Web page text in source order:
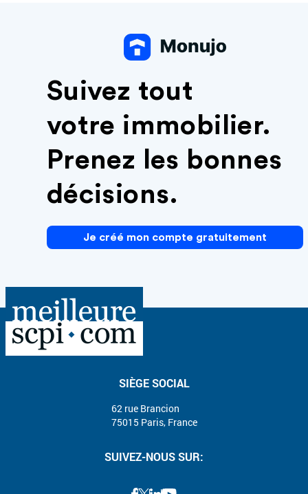
Suivez tout
votre immobilier.
Prenez les bonnes
décisions.
Je créé mon compte gratuitement
SIÈGE SOCIAL
62 rue Brancion
75015 Paris, France
SUIVEZ-NOUS SUR: